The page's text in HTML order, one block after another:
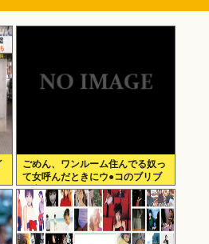
ごめん、ワンルーム住んでる奴っ
て女呼んだときにウ●コのブリブ
リ音どうしてんの？？